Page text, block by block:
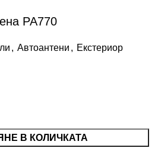
PA770
, Автоантени , Екстериор
В КОЛИЧКАТА